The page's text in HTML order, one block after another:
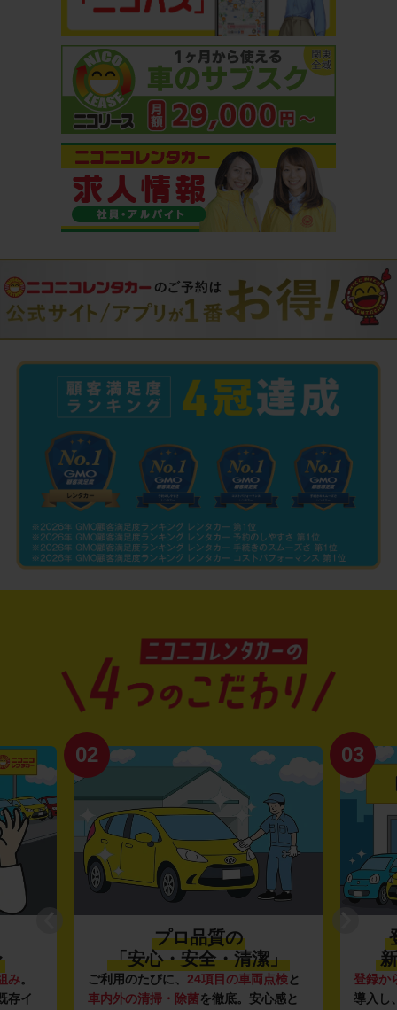
み。
存イ
02
プロ品質の
「安心・安全・清潔」
ご利用のたびに、 24項目の車両点検と
車内外の清掃・除菌を徹底。安心感と
03
登録か
導入し